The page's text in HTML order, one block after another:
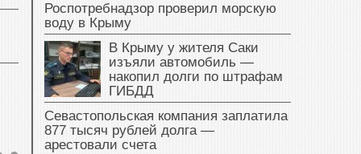
Роспотребнадзор проверил морскую
воду в Крыму
В Крыму у жителя Саки
изъяли автомобиль —
накопил долги по штрафам
ГИБДД
Севастопольская компания заплатила
877 тысяч рублей долга —
арестовали счета